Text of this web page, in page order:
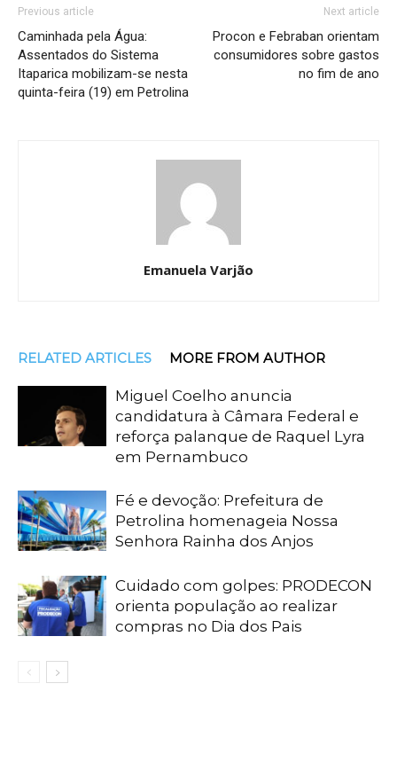
Previous article
Caminhada pela Água:
Assentados do Sistema
Itaparica mobilizam-se nesta
quinta-feira (19) em Petrolina
Next article
Procon e Febraban orientam
consumidores sobre gastos
no fim de ano
Emanuela Varjão
RELATED ARTICLES MORE FROM AUTHOR
Miguel Coelho anuncia
candidatura à Câmara Federal e
reforça palanque de Raquel Lyra
em Pernambuco
Fé e devoção: Prefeitura de
Petrolina homenageia Nossa
Senhora Rainha dos Anjos
Cuidado com golpes: PRODECON
orienta população ao realizar
compras no Dia dos Pais